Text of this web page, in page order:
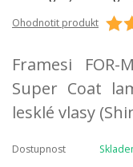
Ohodnotit produkt
Framesi
Super Coat
lesklé vlasy
Dostupnost